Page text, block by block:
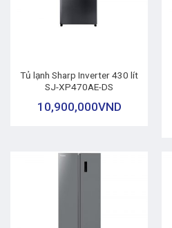
Tủ lạnh Sharp Inverter 430 lít
SJ-XP470AE-DS
10,900,000VND